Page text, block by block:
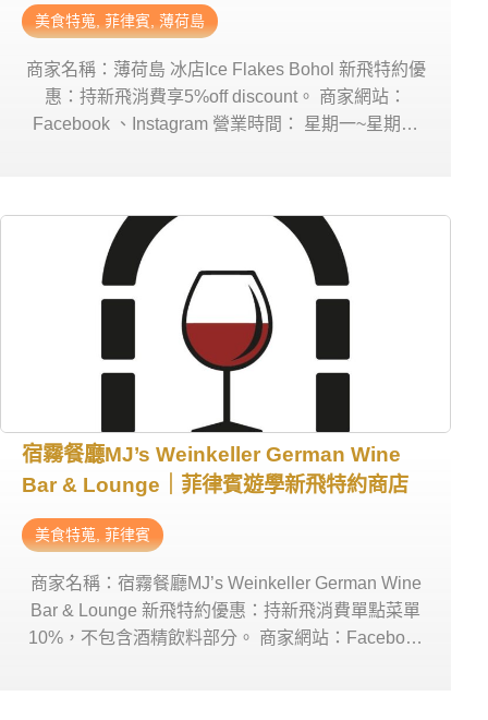
美食特蒐, 菲律賓, 薄荷島
商家名稱：薄荷島 冰店Ice Flakes Bohol 新飛特約優
惠：持新飛消費享5%off discount。 商家網站：
Facebook 、Instagram 營業時間： 星期一~星期五
宿霧餐廳MJ’s Weinkeller German Wine
Bar & Lounge｜菲律賓遊學新飛特約商店
美食特蒐, 菲律賓
商家名稱：宿霧餐廳MJ’s Weinkeller German Wine
Bar & Lounge 新飛特約優惠：持新飛消費單點菜單
10%，不包含酒精飲料部分。 商家網站：Facebook